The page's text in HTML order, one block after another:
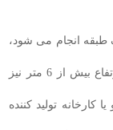
انجام می شود،
اما در چنین حالتی دارای متراژ بالایی است و با ارتفاع بیش از 6 متر نیز
کارخانه تولید کننده